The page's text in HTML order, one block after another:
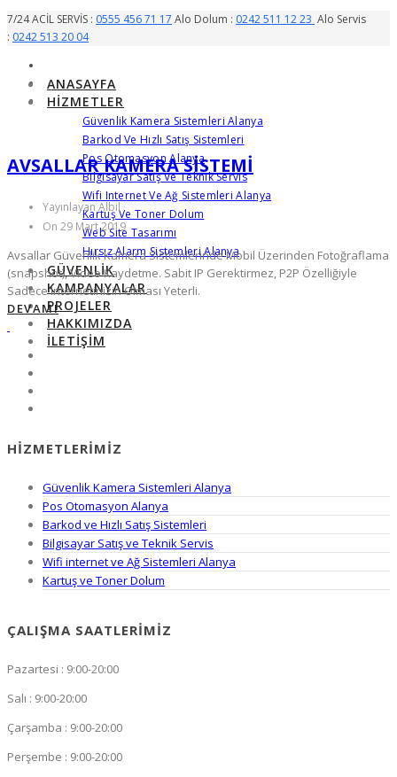
7/24 ACİL SERVİS : 0555 456 71 17 Alo Dolum : 0242 511 12 23 Alo Servis
: 0242 513 20 04
ANASAYFA
HIZMETLER
Güvenlik Kamera Sistemleri Alanya
Barkod Ve Hızlı Satış Sistemleri
Pos Otomasyon Alanya
Bilgisayar Satış Ve Teknik Servis
Wifi Internet Ve Ağ Sistemleri Alanya
Kartuş Ve Toner Dolum
Web Site Tasarımı
Hırsız Alarm Sistemleri Alanya
GÜVENLIK
KAMPANYALAR
PROJELER
HAKKIMIZDA
İLETIŞIM
AVSALLAR KAMERA SİSTEMİ
Yayınlayan Albil
On 29 Mart 2019
Avsallar Güvenlik Kamera Sistemlerinde Mobil Üzerinden Fotoğraflama
(snapshot), Video Kaydetme. Sabit IP Gerektirmez, P2P Özelliğiyle
Sadece Internetinizin Olması Yeterli.
DEVAMI
HIZMETLERIMIZ
Güvenlik Kamera Sistemleri Alanya
Pos Otomasyon Alanya
Barkod ve Hızlı Satış Sistemleri
Bilgisayar Satış ve Teknik Servis
Wifi internet ve Ağ Sistemleri Alanya
Kartuş ve Toner Dolum
ÇALIŞMA SAATLERIMIZ
Pazartesi : 9:00-20:00
Salı : 9:00-20:00
Çarşamba : 9:00-20:00
Perşembe : 9:00-20:00